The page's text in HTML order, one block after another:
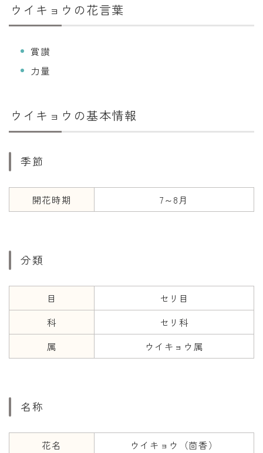
暦の吉凶
吉日・縁起の良い日
十二直
二十七宿
年齢と学年
厄年
季節の工作
ウイキョウの花言葉
賞讃
力量
ウイキョウの基本情報
季節
開花時期 7～8月
分類
目
セリ目
科
セリ科
属
ウイキョウ属
名称
花名
ウイキョウ（茴香）